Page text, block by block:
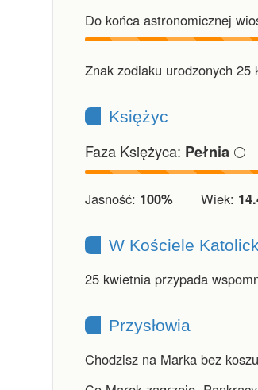
Do końca astronomicznej
Znak zodiaku urodzonych 25
Księżyc
Faza Księżyca: Pełnia 🌕
Jasność: 100% Wiek:
W Kościele
25 kwietnia przypada
Przysłowia
Chodzisz na Marka bez